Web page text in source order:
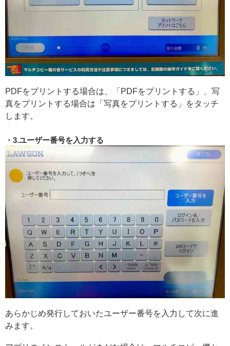
PDFをプリントする場合は、「PDFをプリントする」、写
真をプリントする場合は「写真をプリントする」をタッチ
します。
3.ユーザー番号を入力する
あらかじめ発行しておいたユーザー番号を入力して次に進
みます。